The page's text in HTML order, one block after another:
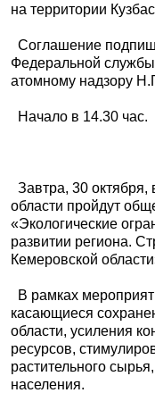
на территории
Соглашение
Федеральной службы
атомному надзору
Начало в 14.30 час.
Завтра, 30
области пройдут
«Экологические
развитии региона.
Кемеровской
В рамках
касающиеся
области, усиления
ресурсов,
растительного
населения.